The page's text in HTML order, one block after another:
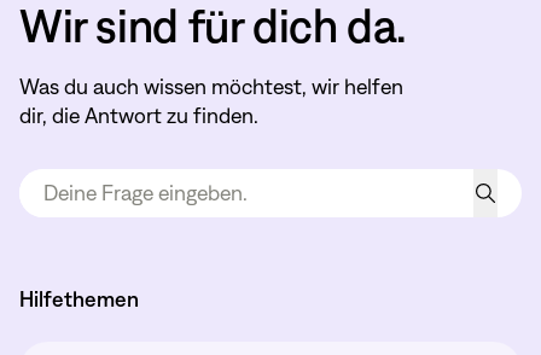
Wir sind für dich da.
Was du auch wissen möchtest, wir helfen
dir, die Antwort zu finden.
Hilfethemen